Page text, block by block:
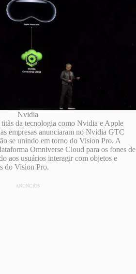
Nvidia
da tecnologia como Nvidia e Apple
empresas anunciaram no Nvidia GTC
se unindo em torno do Vision Pro. A
Omniverse Cloud para os fones de
aos usuários interagir com objetos e
do Vision Pro.
ANÚNCIOS